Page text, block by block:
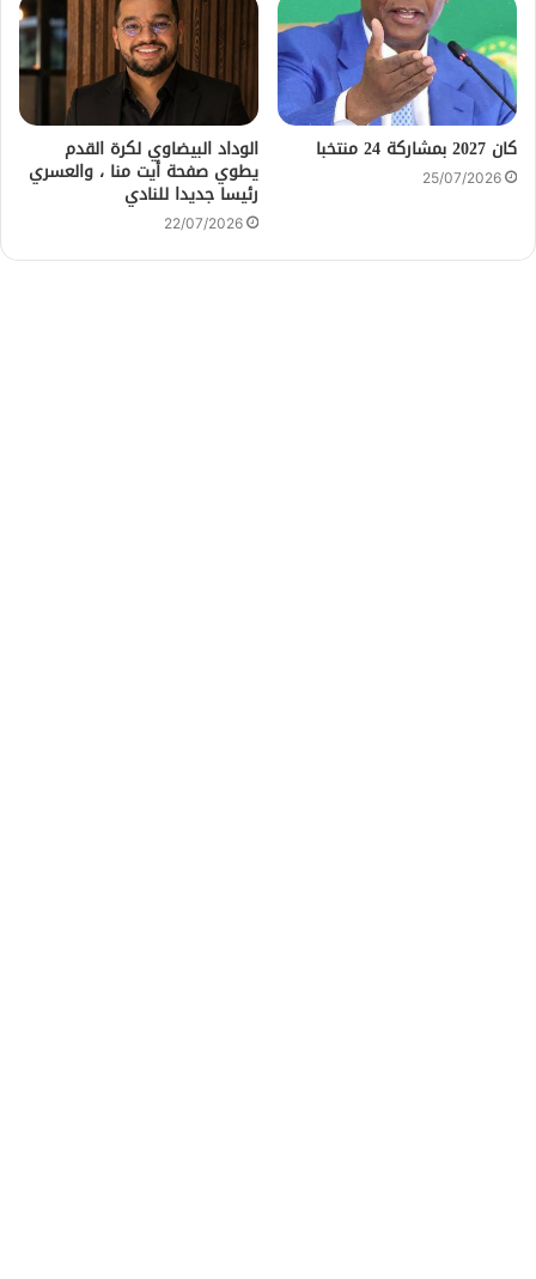
كان 2027 بمشاركة 24 منتخبا
25/07/2026
الوداد البيضاوي لكرة القدم
يطوي صفحة أيت منا ، والعسري
رئيسا جديدا للنادي
22/07/2026